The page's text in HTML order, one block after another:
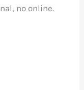
no online.